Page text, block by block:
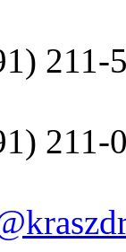
211-
211-